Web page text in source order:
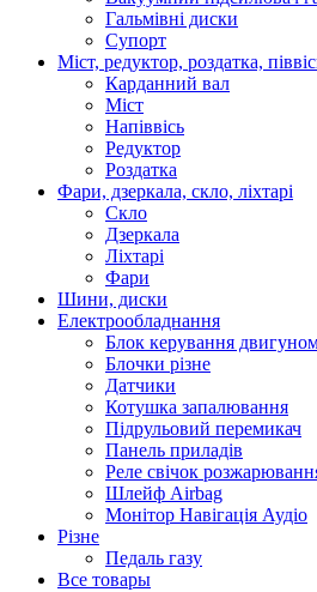
Гальмівні диски
Супорт
Міст, редуктор, роздатка,
Карданний вал
Міст
Напіввісь
Редуктор
Роздатка
Фари, дзеркала, скло, ліхтарі
Cкло
Дзеркала
Ліхтарі
Фари
Шини, диски
Електрообладнання
Блок керування
Блочки різне
Датчики
Котушка запалювання
Підрульовий перемикач
Панель приладів
Реле свічок
Шлейф Airbag
Монітор Навігація Аудіо
Різне
Педаль газу
Все товары